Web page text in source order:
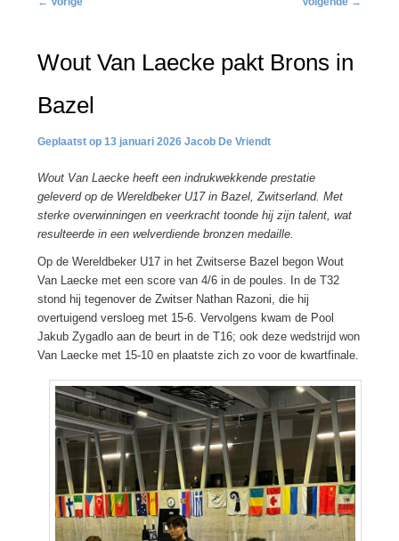
Wout Van Laecke pakt Brons in
Bazel
13 januari 2026 Jacob De Vriendt
Wout Van Laecke heeft een indrukwekkende prestatie
geleverd op de Wereldbeker U17 in Bazel, Zwitserland. Met
sterke overwinningen en veerkracht toonde hij zijn talent, wat
resulteerde in een welverdiende bronzen medaille.
Op de Wereldbeker U17 in het Zwitserse Bazel begon Wout
Van Laecke met een score van 4/6 in de poules. In de T32
stond hij tegenover de Zwitser Nathan Razoni, die hij
overtuigend versloeg met 15-6. Vervolgens kwam de Pool
Jakub Zygadlo aan de beurt in de T16; ook deze wedstrijd won
Van Laecke met 15-10 en plaatste zich zo voor de kwartfinale.